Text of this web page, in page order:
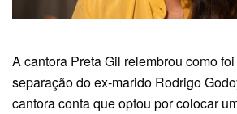
A cantora Preta Gil relembrou como
separação do ex-marido Rodrigo
cantora conta que optou por colocar